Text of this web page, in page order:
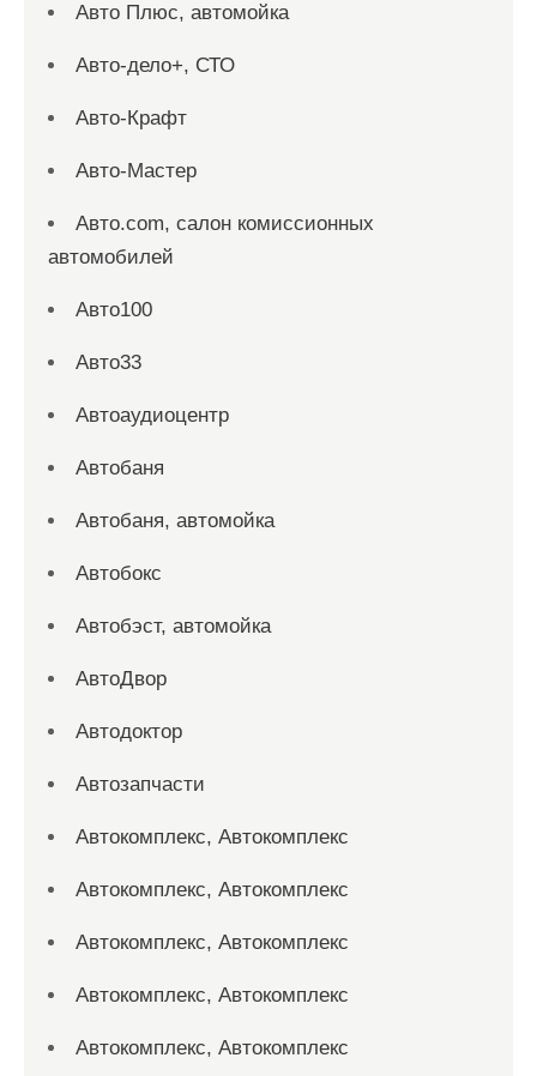
Авто Плюс, автомойка
Авто-дело+, СТО
Авто-Крафт
Авто-Мастер
Авто.com, салон комиссионных
автомобилей
Авто100
Авто33
Автоаудиоцентр
Автобаня
Автобаня, автомойка
Автобокс
Автобэст, автомойка
АвтоДвор
Автодоктор
Автозапчасти
Автокомплекс, Автокомплекс
Автокомплекс, Автокомплекс
Автокомплекс, Автокомплекс
Автокомплекс, Автокомплекс
Автокомплекс, Автокомплекс